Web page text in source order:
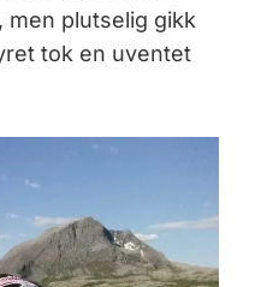
men plutselig gikk
tok en uventet